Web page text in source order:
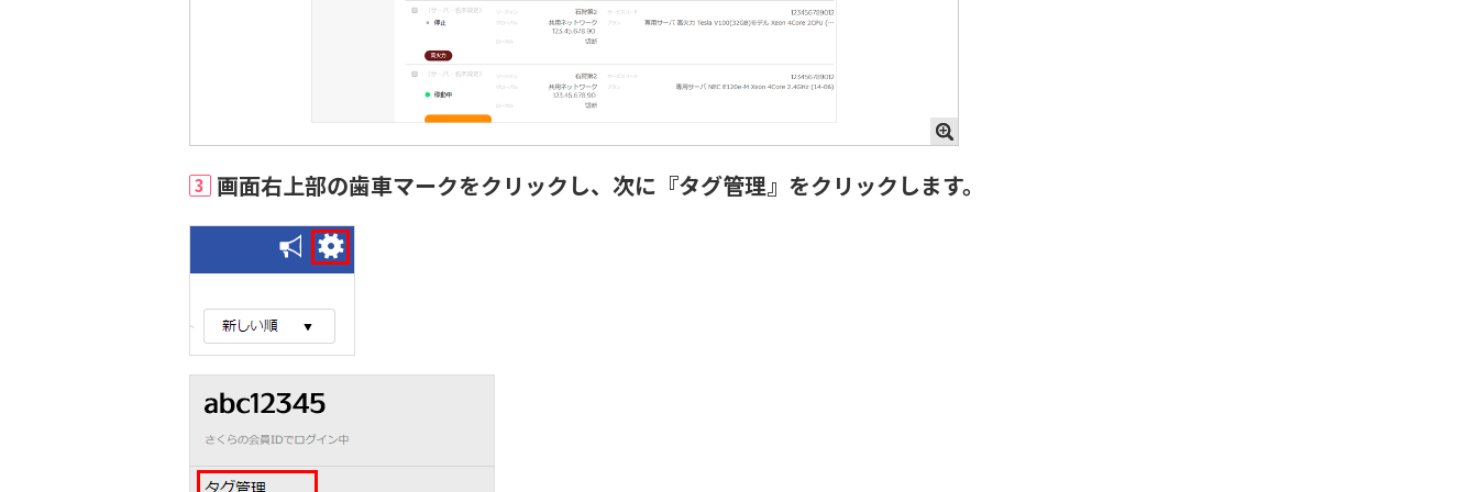
3 画面右上部の歯車マークをクリックし、次に『タグ管理』をクリックします。